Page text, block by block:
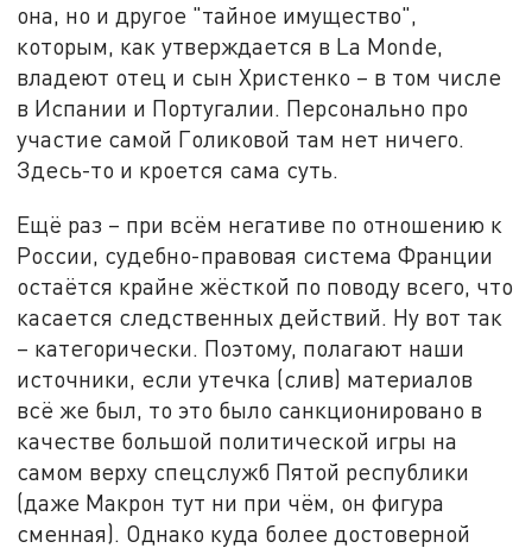
она, но и другое "тайное имущество",
которым, как утверждается в La Monde,
владеют отец и сын Христенко – в том числе
в Испании и Португалии. Персонально про
участие самой Голиковой там нет ничего.
Здесь-то и кроется сама суть.
Ещё раз – при всём негативе по отношению к
России, судебно-правовая система Франции
остаётся крайне жёсткой по поводу всего, что
касается следственных действий. Ну вот так
– категорически. Поэтому, полагают наши
источники, если утечка (слив) материалов
всё же был, то это было санкционировано в
качестве большой политической игры на
самом верху спецслужб Пятой республики
(даже Макрон тут ни при чём, он фигура
сменная). Однако куда более достоверной